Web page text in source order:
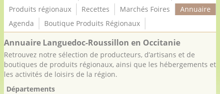
Produits régionaux
Recettes Marchés Foires
Annuaire
Agenda
Boutique Produits Régionaux
Annuaire Languedoc-Roussillon en Occitanie
Retrouvez notre sélection de producteurs, d’artisans et de
boutiques de produits régionaux, ainsi que les hébergements et
les activités de loisirs de la région.
Départements